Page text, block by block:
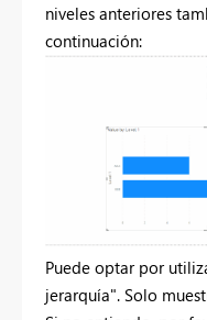
niveles anteriores
continuación:
Puede optar por
jerarquía". Solo